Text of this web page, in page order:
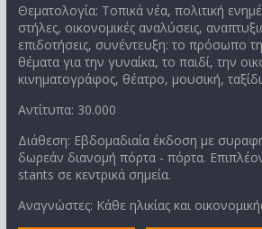
Θεματολογία: Τοπικά νέα, πολιτική
στήλες, οικονομικές αναλύσεις,
επιδοτήσεις, συνέντευξη: το πρόσωπο
θέματα για την γυναίκα, το παιδί, την
κινηματογράφος, θέατρο, μουσική,
Αντίτυπα: 30.000
Διάθεση: Εβδομαδιαία έκδοση με
δωρεάν διανομή πόρτα - πόρτα.
stants σε κεντρικά σημεία.
Αναγνώστες: Κάθε ηλικίας και